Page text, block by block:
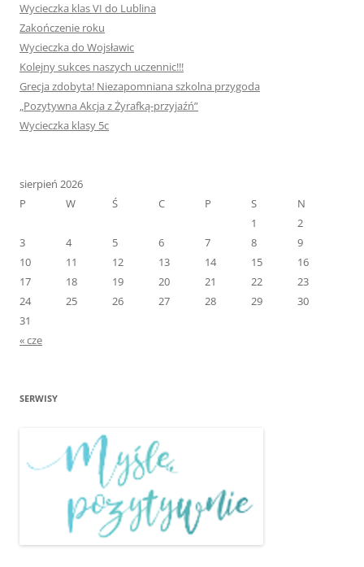
Wycieczka klas VI do Lublina
Zakończenie roku
Wycieczka do Wojsławic
Kolejny sukces naszych uczennic!!!
Grecja zdobyta! Niezapomniana szkolna przygoda
„Pozytywna Akcja z Żyrafką-przyjaźń”
Wycieczka klasy 5c
sierpień 2026
P
W Ś C P S
N
1
2
3
4 5 6 7 8
9
10
11 12 13 14 15
16
17
18 19 20 21 22
23
24
25 26 27 28 29
30
31
« cze
SERWISY